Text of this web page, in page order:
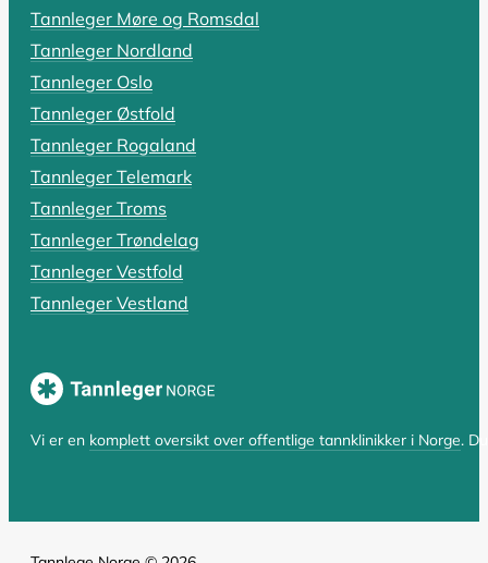
SIST OPPDATERT 19. OKTOBER 2025
Rotfylling: Alt du må vite om pris,
Har du fått beskjed om at du trenger en rotfylling,
LES HELE ARTIKKELEN
SIST OPPDATERT 17. OKTOBER 2025
Hvorfor er tannlegen så dyr? En
Tannleger Møre og Romsdal
Tannleger Nordland
Tannleger Oslo
Tannleger Østfold
Tannleger Rogaland
Tannleger Telemark
Tannleger Troms
Tannleger Trøndelag
Tannleger Vestfold
Tannleger Vestland
Vi er en komplett oversikt over offentlige tannklinikker i Norge.